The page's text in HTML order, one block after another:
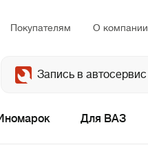
Покупателям О компании
Запись в автосервис
Для ВАЗ